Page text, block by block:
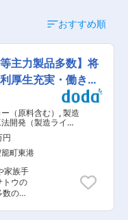
おすすめ順
主力製品多数】将
厚生充実・働きや
（原料含む） , 製造
開発（製造ライ
香料・飼料）
円
町東港
家族手
トウの
の上